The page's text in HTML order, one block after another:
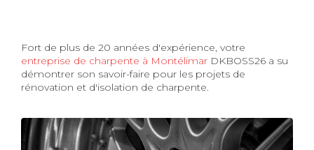
Fort de plus de 20 années d'expérience, votre
entreprise de charpente à Montélimar DKBOSS26 a su
démontrer son savoir-faire pour les projets de
rénovation et d'isolation de charpente.